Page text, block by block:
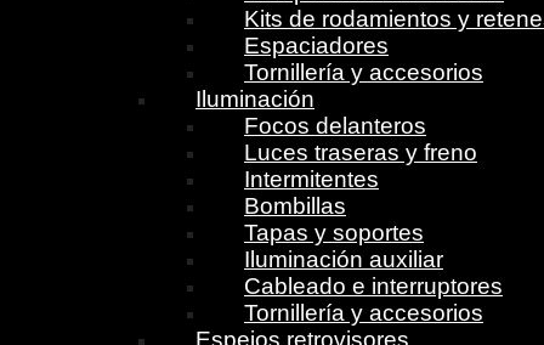
Kits de rodamientos y
Espaciadores
Tornillería y accesorios
Iluminación
Focos delanteros
Luces traseras y freno
Intermitentes
Bombillas
Tapas y soportes
Iluminación auxiliar
Cableado e interruptores
Tornillería y accesorios
Espejos retrovisores